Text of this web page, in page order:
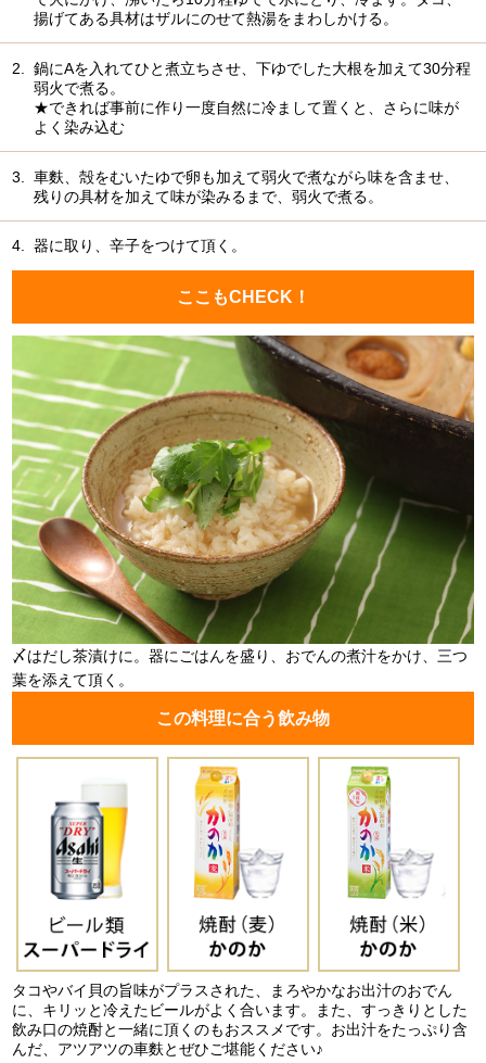
揚げてある具材はザルにのせて熱湯をまわしかける。
2.
鍋にAを入れてひと煮立ちさせ、下ゆでした大根を加えて30分程
弱火で煮る。
★できれば事前に作り一度自然に冷まして置くと、さらに味が
よく染み込む
3.
車麩、殻をむいたゆで卵も加えて弱火で煮ながら味を含ませ、
残りの具材を加えて味が染みるまで、弱火で煮る。
4. 器に取り、辛子をつけて頂く。
ここもCHECK！
〆はだし茶漬けに。器にごはんを盛り、おでんの煮汁をかけ、三つ
葉を添えて頂く。
この料理に合う飲み物
タコやバイ貝の旨味がプラスされた、まろやかなお出汁のおでん
に、キリッと冷えたビールがよく合います。また、すっきりとした
飲み口の焼酎と一緒に頂くのもおススメです。お出汁をたっぷり含
んだ、アツアツの車麩とぜひご堪能ください♪